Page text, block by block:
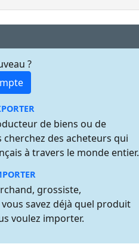
?
de biens ou de
cherchez des acheteurs qui
à travers le monde entier.
grossiste,
savez déjà quel produit
voulez importer.